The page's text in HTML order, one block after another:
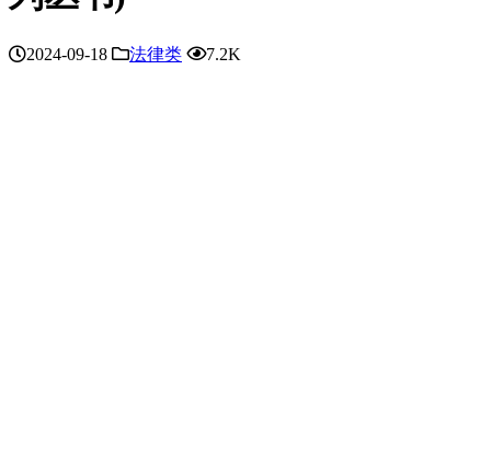
2024-09-18 法律类 7.2K